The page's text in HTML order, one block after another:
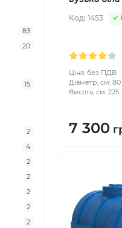
83
20
15
2
4
2
2
2
2
2
Код: 1453
Ціна: без ПДВ
Діаметр, см: 80
Висота, см: 225
7 300